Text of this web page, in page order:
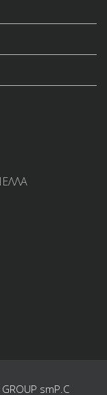
smP.C